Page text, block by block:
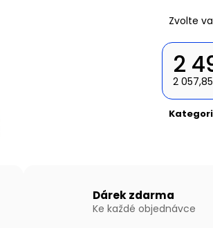
Zvolte
2
2
cena:
Dárek zdarma
Ke každé objednávce
NAFUKOVACÍ ČLUN WILLIS BOATS RY-